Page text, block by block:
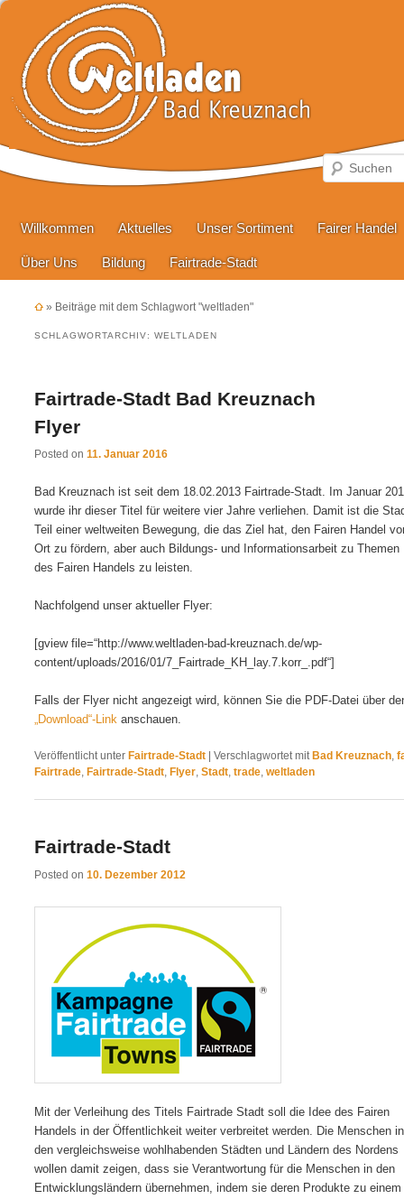
Hauptmenü
Zum primären Inhalt springen
Zum sekundären Inhalt springen
Willkommen Aktuelles Unser Sortiment Fairer Handel
Über Uns Bildung Fairtrade-Stadt
» Beiträge mit dem Schlagwort "weltladen"
SCHLAGWORTARCHIV: WELTLADEN
Fairtrade-Stadt Bad Kreuznach
Flyer
Posted on 11. Januar 2016
Bad Kreuznach ist seit dem 18.02.2013 Fairtrade-Stadt. Im Januar
wurde ihr dieser Titel für weitere vier Jahre verliehen. Damit ist die
Teil einer weltweiten Bewegung, die das Ziel hat, den Fairen Handel
Ort zu fördern, aber auch Bildungs- und Informationsarbeit zu Themen
des Fairen Handels zu leisten.
Nachfolgend unser aktueller Flyer:
[gview file=“http://www.weltladen-bad-kreuznach.de/wp-
content/uploads/2016/01/7_Fairtrade_KH_lay.7.korr_.pdf“]
Falls der Flyer nicht angezeigt wird, können Sie die PDF-Datei über
„Download“-Link anschauen.
Veröffentlicht unter Fairtrade-Stadt Verschlagwortet mit Bad Kreuznach,
Fairtrade, Fairtrade-Stadt, Flyer, Stadt, trade, weltladen
Fairtrade-Stadt
Posted on 10. Dezember 2012
Mit der Verleihung des Titels Fairtrade Stadt soll die Idee des Fairen
Handels in der Öffentlichkeit weiter verbreitet werden. Die Menschen in
den vergleichsweise wohlhabenden Städten und Ländern des Nordens
wollen damit zeigen, dass sie Verantwortung für die Menschen in den
Entwicklungsländern übernehmen, indem sie deren Produkte zu einem